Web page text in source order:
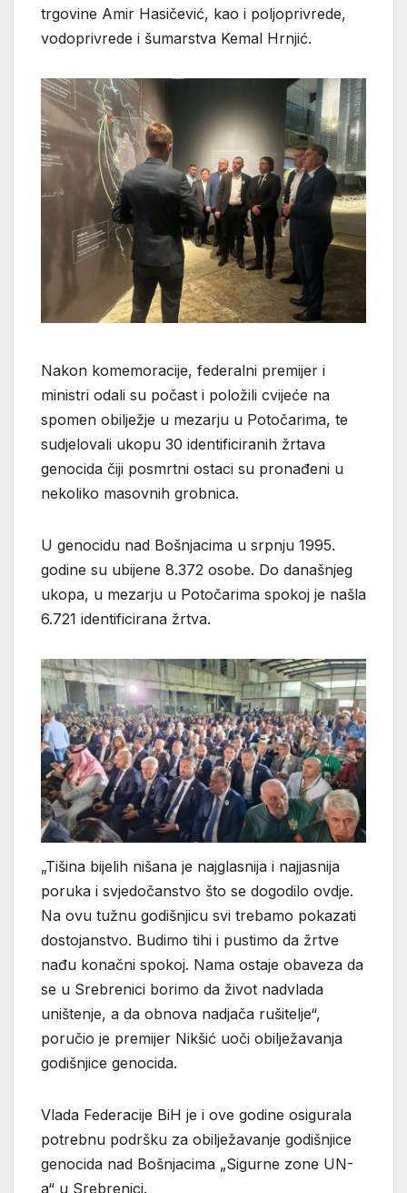
trgovine Amir Hasičević, kao i poljoprivrede,
vodoprivrede i šumarstva Kemal Hrnjić.
Nakon komemoracije, federalni premijer i
ministri odali su počast i položili cvijeće na
spomen obilježje u mezarju u Potočarima, te
sudjelovali ukopu 30 identificiranih žrtava
genocida čiji posmrtni ostaci su pronađeni u
nekoliko masovnih grobnica.
U genocidu nad Bošnjacima u srpnju 1995.
godine su ubijene 8.372 osobe. Do današnjeg
ukopa, u mezarju u Potočarima spokoj je našla
6.721 identificirana žrtva.
„Tišina bijelih nišana je najglasnija i najjasnija
poruka i svjedočanstvo što se dogodilo ovdje.
Na ovu tužnu godišnjicu svi trebamo pokazati
dostojanstvo. Budimo tihi i pustimo da žrtve
nađu konačni spokoj. Nama ostaje obaveza da
se u Srebrenici borimo da život nadvlada
uništenje, a da obnova nadjača rušitelje“,
poručio je premijer Nikšić uoči obilježavanja
godišnjice genocida.
Vlada Federacije BiH je i ove godine osigurala
potrebnu podršku za obilježavanje godišnjice
genocida nad Bošnjacima „Sigurne zone UN-
a“ u Srebrenici.